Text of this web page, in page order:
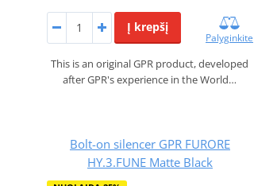
Į krepšį
Palyginkite
This is an original GPR product, developed
after GPR's experience in the World…
Bolt-on silencer GPR FURORE
HY.3.FUNE Matte Black